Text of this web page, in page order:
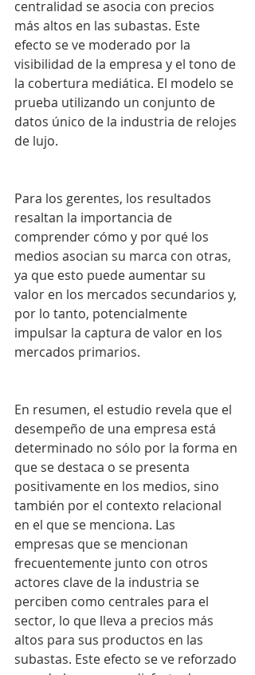
centralidad se asocia con precios
más altos en las subastas. Este
efecto se ve moderado por la
visibilidad de la empresa y el tono de
la cobertura mediática. El modelo se
prueba utilizando un conjunto de
datos único de la industria de relojes
de lujo.
Para los gerentes, los resultados
resaltan la importancia de
comprender cómo y por qué los
medios asocian su marca con otras,
ya que esto puede aumentar su
valor en los mercados secundarios y,
por lo tanto, potencialmente
impulsar la captura de valor en los
mercados primarios.
En resumen, el estudio revela que el
desempeño de una empresa está
determinado no sólo por la forma en
que se destaca o se presenta
positivamente en los medios, sino
también por el contexto relacional
en el que se menciona. Las
empresas que se mencionan
frecuentemente junto con otros
actores clave de la industria se
perciben como centrales para el
sector, lo que lleva a precios más
altos para sus productos en las
subastas. Este efecto se ve reforzado